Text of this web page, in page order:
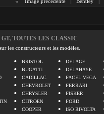
TOUTES LES CLASSIC
les constructeurs et les modèles.
BRISTOL
BUGATTI
CADILLAC
CHEVROLET
CHRYSLER
CITROEN
COOPER
DELAGE
DELAHAYE
FACEL VEGA
FERRARI
FISKER
FORD
ISO RIVOLTA